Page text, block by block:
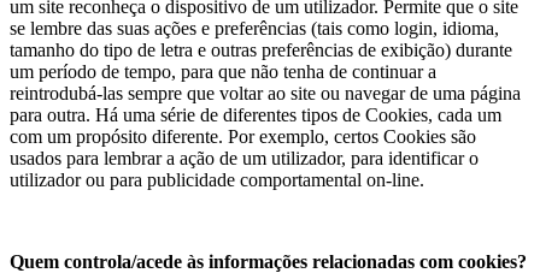
um site reconheça o dispositivo de um utilizador. Permite que o site
se lembre das suas ações e preferências (tais como login, idioma,
tamanho do tipo de letra e outras preferências de exibição) durante
um período de tempo, para que não tenha de continuar a
reintrodubá-las sempre que voltar ao site ou navegar de uma página
para outra. Há uma série de diferentes tipos de Cookies, cada um
com um propósito diferente. Por exemplo, certos Cookies são
usados para lembrar a ação de um utilizador, para identificar o
utilizador ou para publicidade comportamental on-line.
Quem controla/acede às informações relacionadas com cookies?